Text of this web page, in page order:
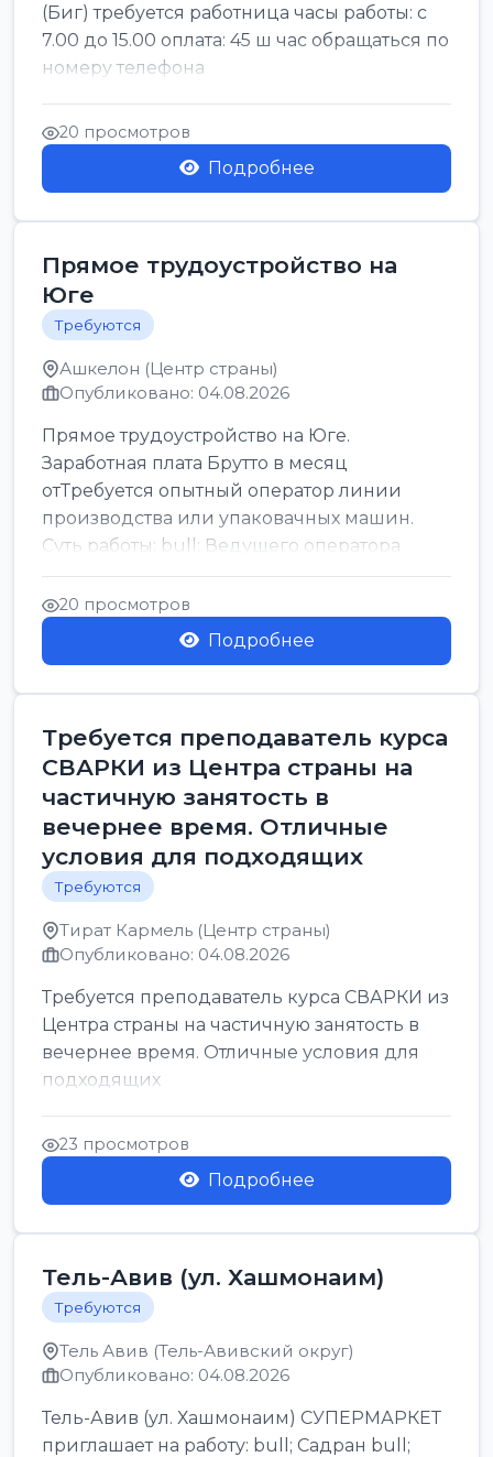
(Биг) требуется работница часы работы: с
7.00 до 15.00 оплата: 45 ш час обращаться по
номеру телефона
20 просмотров
Подробнее
Прямое трудоустройство на
Юге
Требуются
Ашкелон (Центр страны)
Опубликовано: 04.08.2026
Прямое трудоустройство на Юге.
Заработная плата Брутто в месяц
отТребуется опытный оператор линии
производства или упаковачных машин.
Суть работы: bull; Ведущего оператора
линии. Запуск, контроль и по...
20 просмотров
Подробнее
Требуется преподаватель курса
СВАРКИ из Центра страны на
частичную занятость в
вечернее время. Отличные
условия для подходящих
Требуются
Тират Кармель (Центр страны)
Опубликовано: 04.08.2026
Требуется преподаватель курса СВАРКИ из
Центра страны на частичную занятость в
вечернее время. Отличные условия для
подходящих
23 просмотров
Подробнее
Тель-Авив (ул. Хашмонаим)
Требуются
Тель Авив (Тель-Авивский округ)
Опубликовано: 04.08.2026
Тель-Авив (ул. Хашмонаим) СУПЕРМАРКЕТ
приглашает на работу: bull; Садран bull;